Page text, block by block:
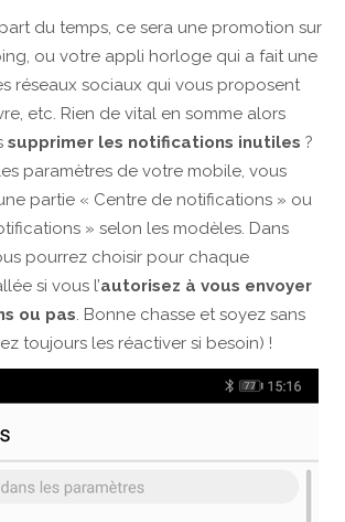
du temps, ce sera une promotion sur
ou votre appli horloge qui a fait une
réseaux sociaux qui vous proposent
etc. Rien de vital en somme alors
supprimer les notifications inutiles ?
paramètres de votre mobile, vous
partie « Centre de notifications » ou
» selon les modèles. Dans
pourrez choisir pour chaque
si vous l’autorisez à vous envoyer
ou pas. Bonne chasse et soyez sans
toujours les réactiver si besoin) !